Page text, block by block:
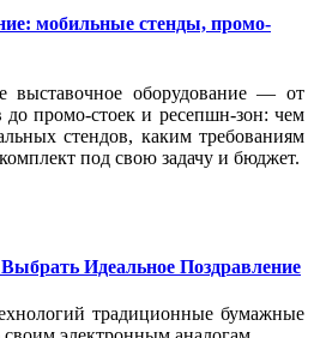
мобильные стенды, промо-
выставочное оборудование — от
до промо-стоек и ресепшн-зон: чем
стендов, каким требованиям
под свою задачу и бюджет.
Идеальное Поздравление
традиционные бумажные